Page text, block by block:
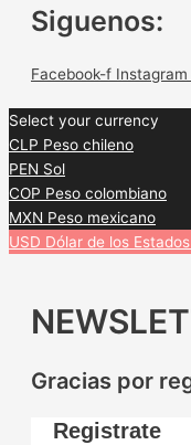
Siguenos:
Facebook-f Instagram
Select your currency
CLP Peso chileno
PEN Sol
COP Peso colombiano
MXN Peso mexicano
USD Dólar de los
Gracias por
Registrate